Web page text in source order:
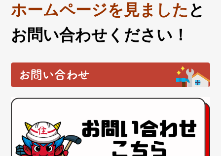
ホームページを見ました と
お問い合わせください！
お問い合わせ